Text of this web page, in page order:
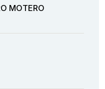
MOTERO